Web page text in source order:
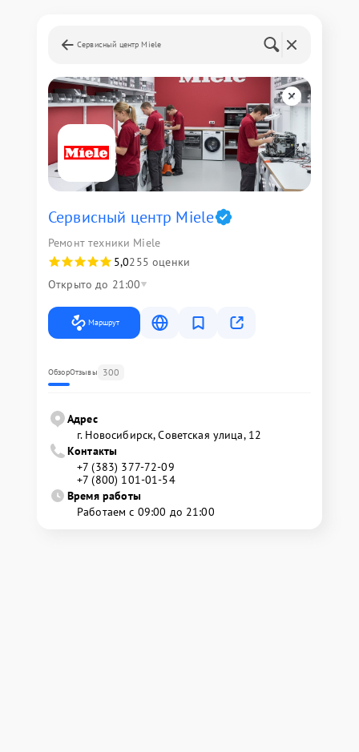
Сервисный центр Miele
Сервисный центр Miele
Ремонт техники Miele
5,0255 оценки
Открыто до 21:00
Маршрут
ОбзорОтзывы 300
Адрес
г. Новосибирск, Советская улица, 12
Контакты
+7 (383) 377-72-09
+7 (800) 101-01-54
Время работы
Работаем с 09:00 до 21:00